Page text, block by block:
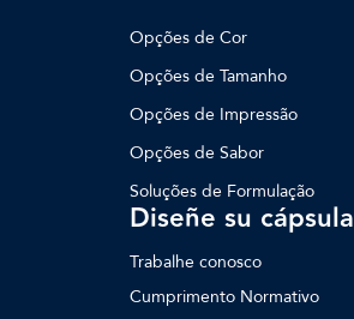
Opções de Cor
Opções de Tamanho
Opções de Impressão
Opções de Sabor
Soluções de Formulação
Diseñe su cápsula
Trabalhe conosco
Cumprimento Normativo